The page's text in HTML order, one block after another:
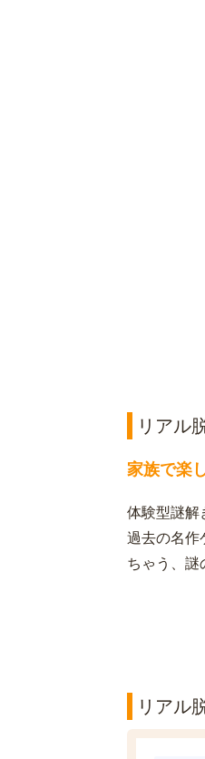
リアル
家族で楽
体験型謎解
過去の名作
ちゃう、謎
リアル